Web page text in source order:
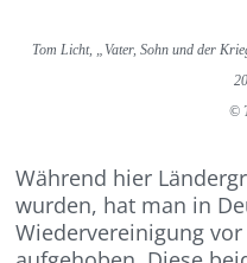
Tom Licht, „Vater, Sohn und der
©
Während hier
wurden, hat man in
Wiedervereinigung vor